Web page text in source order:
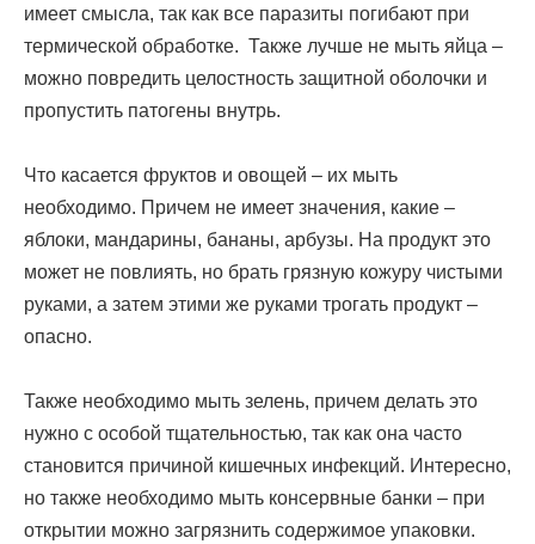
имеет смысла, так как все паразиты погибают при
термической обработке. Также лучше не мыть яйца –
можно повредить целостность защитной оболочки и
пропустить патогены внутрь.
Что касается фруктов и овощей – их мыть
необходимо. Причем не имеет значения, какие –
яблоки, мандарины, бананы, арбузы. На продукт это
может не повлиять, но брать грязную кожуру чистыми
руками, а затем этими же руками трогать продукт –
опасно.
Также необходимо мыть зелень, причем делать это
нужно с особой тщательностью, так как она часто
становится причиной кишечных инфекций. Интересно,
но также необходимо мыть консервные банки – при
открытии можно загрязнить содержимое упаковки.